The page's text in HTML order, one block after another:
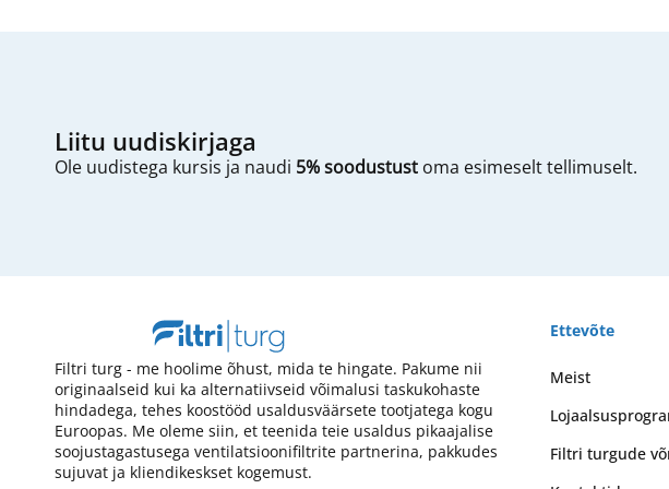
Liitu uudiskirjaga
Ole uudistega kursis ja naudi 5% soodustust oma esimeselt tellimuselt.
Filtri turg - me hoolime õhust, mida te hingate. Pakume nii
originaalseid kui ka alternatiivseid võimalusi taskukohaste
hindadega, tehes koostööd usaldusväärsete tootjatega kogu
Euroopas. Me oleme siin, et teenida teie usaldus pikaajalise
soojustagastusega ventilatsioonifiltrite partnerina, pakkudes
sujuvat ja kliendikeskset kogemust.
Ettevõte
Meist
Filtri turgude